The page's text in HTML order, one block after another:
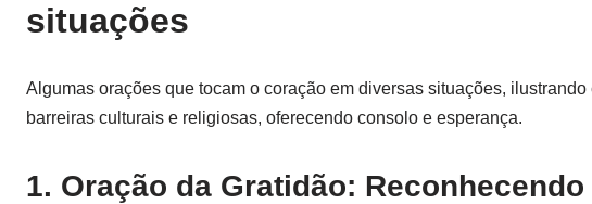
situações
Algumas orações que tocam o coração em diversas situações,
barreiras culturais e religiosas, oferecendo consolo e esperança.
1. Oração da Gratidão: